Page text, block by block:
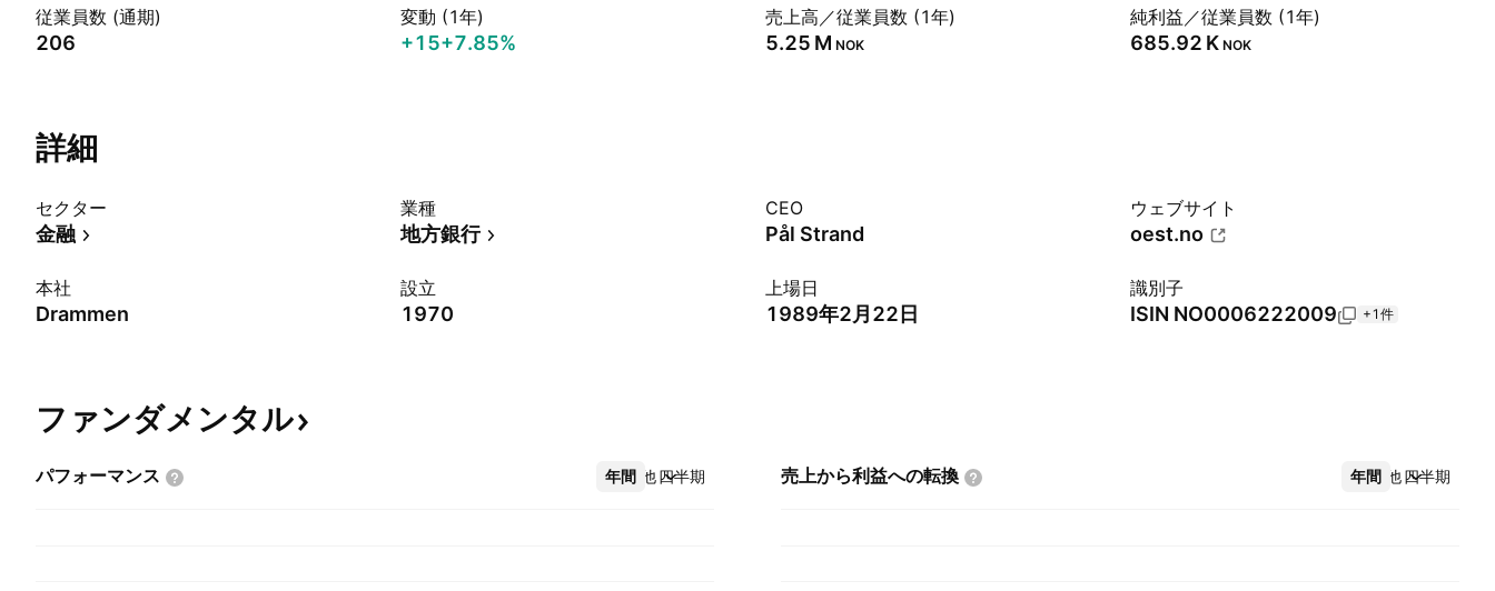
従業員数 (通期)
206
変動 (1年)
+15+7.85%
売上高／従業員数 (1年)
‪5.25 M‬ NOK
純利益／従業員数 (1年)
‪685.92 K‬ NOK
詳細
セクター
金融
業種
地方銀行
CEO
Pål Strand
ウェブサイト
oest.no
本社
Drammen
設立
1970
上場日
1989年2月22日
識別子
ISIN NO0006222009 +1件
ファンダメンタル
パフォーマンス 年間 四半期
その他 売上から利益への転換 年間 四半期
その他